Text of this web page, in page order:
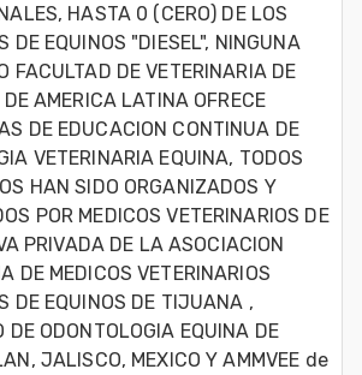
HASTA 0 (CERO) DE LOS
DE EQUINOS "DIESEL", NINGUNA
FACULTAD DE VETERINARIA DE
DE AMERICA LATINA OFRECE
DE EDUCACION CONTINUA DE
VETERINARIA EQUINA, TODOS
HAN SIDO ORGANIZADOS Y
POR MEDICOS VETERINARIOS DE
PRIVADA DE LA ASOCIACION
DE MEDICOS VETERINARIOS
DE EQUINOS DE TIJUANA ,
DE ODONTOLOGIA EQUINA DE
JALISCO, MEXICO Y AMMVEE de